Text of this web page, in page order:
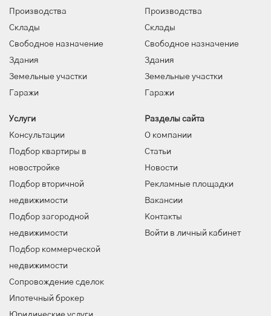
Производства
Склады
Свободное назначение
Здания
Земельные участки
Гаражи
Производства
Склады
Свободное назначение
Здания
Земельные участки
Гаражи
Услуги
Консультации
Подбор квартиры в
новостройке
Подбор вторичной
недвижимости
Подбор загородной
недвижимости
Подбор коммерческой
недвижимости
Сопровождение сделок
Ипотечный брокер
Разделы сайта
О компании
Статьи
Новости
Рекламные площадки
Вакансии
Контакты
Войти в личный кабинет